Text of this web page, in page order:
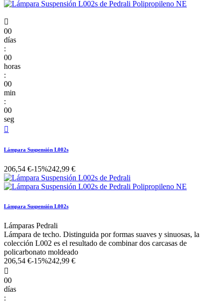

00
días
:
00
horas
:
00
min
:
00
seg

Lámpara Suspensión L002s
206,54 €-15%242,99 €
Lámpara Suspensión L002s
Lámparas Pedrali
Lámpara de techo. Distinguida por formas suaves y sinuosas, la
colección L002 es el resultado de combinar dos carcasas de
policarbonato moldeado
206,54 €-15%242,99 €

00
días
: